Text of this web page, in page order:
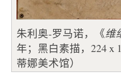
朱利奥-罗马诺，《维
年；黑白素描，224 x
蒂娜美术馆）